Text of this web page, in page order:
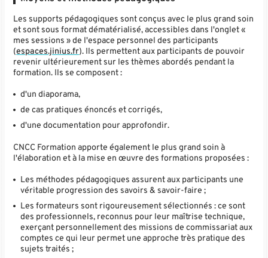
Les supports pédagogiques sont conçus avec le plus grand soin
et sont sous format dématérialisé, accessibles dans l'onglet «
mes sessions » de l'espace personnel des participants
(espaces.jinius.fr). Ils permettent aux participants de pouvoir
revenir ultérieurement sur les thèmes abordés pendant la
formation. Ils se composent :
d'un diaporama,
de cas pratiques énoncés et corrigés,
d'une documentation pour approfondir.
CNCC Formation apporte également le plus grand soin à
l'élaboration et à la mise en œuvre des formations proposées :
Les méthodes pédagogiques assurent aux participants une
véritable progression des savoirs & savoir-faire ;
Les formateurs sont rigoureusement sélectionnés : ce sont
des professionnels, reconnus pour leur maîtrise technique,
exerçant personnellement des missions de commissariat aux
comptes ce qui leur permet une approche très pratique des
sujets traités ;